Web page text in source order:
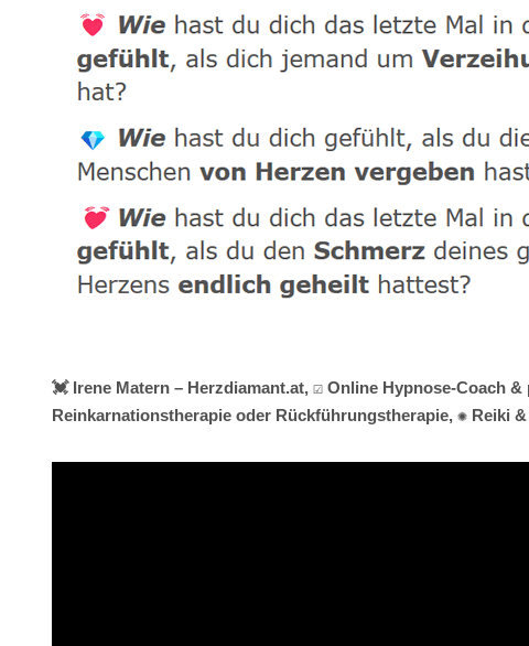
💓️ Irene Matern – Herzdiamant.at, ☑️ Online Hypnose-Coach
Reinkarnationstherapie oder Rückführungstherapie, ✺ Reiki